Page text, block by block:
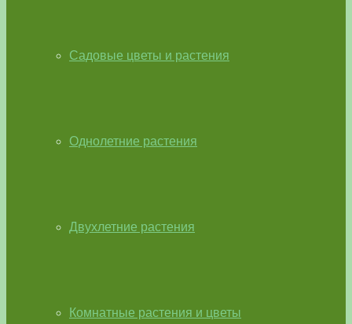
Садовые цветы и растения
Однолетние растения
Двухлетние растения
Комнатные растения и цветы